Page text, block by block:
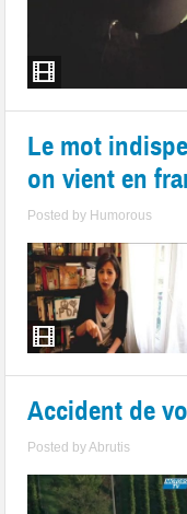
Le mot
on vient en
Posted by Humorous
Accident de
Posted byAbrutis